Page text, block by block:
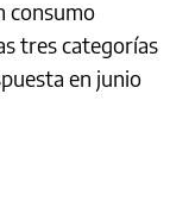
consumo
tres categorías
en junio